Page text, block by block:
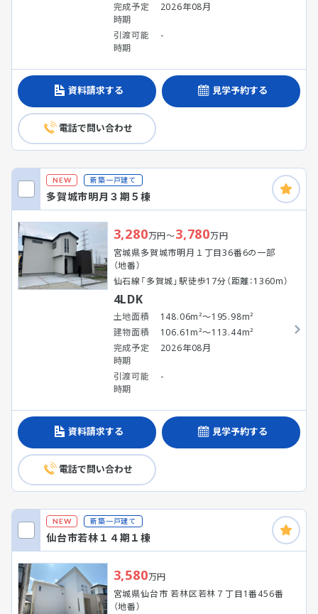
完成予定
時期
2026年08月
引渡可能
時期
-
資料請求する 見学予約する
電話で問い合わせ
NEW 新築一戸建て
多賀城市明月３期５棟
3,280万円～3,780万円
宮城県多賀城市明月１丁目36番6の一部
（地番）
仙石線「多賀城」駅徒歩17分（距離：1360m）
4LDK
土地面積
148.06m²～195.98m²
建物面積
106.61m²～113.44m²
完成予定
時期
2026年08月
引渡可能
時期
-
資料請求する 見学予約する
電話で問い合わせ
NEW 新築一戸建て
仙台市若林１４期１棟
3,580万円
宮城県仙台市 若林区若林７丁目1番456番
（地番）